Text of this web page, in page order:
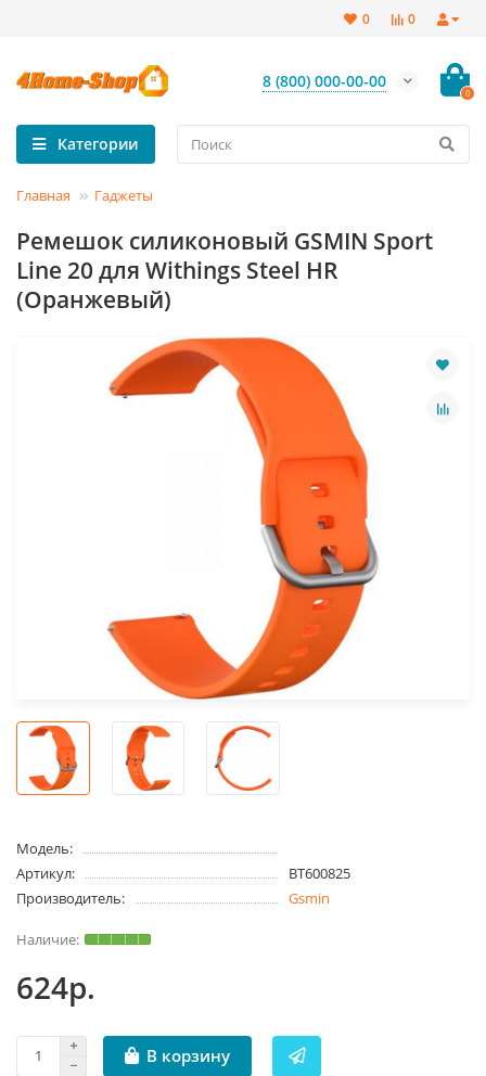
0
0
8 (800) 000-00-00
0
Категории
Главная Гаджеты
Ремешок силиконовый GSMIN Sport
Line 20 для Withings Steel HR
(Оранжевый)
Модель:
Артикул:
BT600825
Производитель:
Gsmin
624р.
В корзину